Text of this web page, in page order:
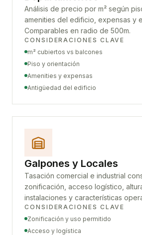
Análisis de precio por m² según
amenities del edificio, expensas y
Comparables en radio de 500m.
CONSIDERACIONES CLAVE
m² cubiertos vs balcones
Piso y orientación
Amenities y expensas
Antigüedad del edificio
Galpones y Locales
Tasación comercial e industrial
zonificación, acceso logístico,
instalaciones y características
CONSIDERACIONES CLAVE
Zonificación y uso permitido
Acceso y logística